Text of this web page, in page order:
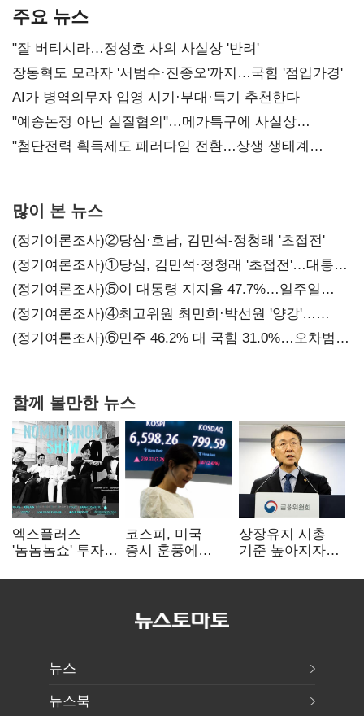
주요 뉴스
"잘 버티시라…정성호 사의 사실상 '반려'
장동혁도 모라자 '서범수·진종오'까지…국힘 '점입가경'
AI가 병역의무자 입영 시기·부대·특기 추천한다
"예송논쟁 아닌 실질협의"…메가특구에 사실상
'노동유연화'
"첨단전력 획득제도 패러다임 전환…상생 생태계
많이 본 뉴스
(정기여론조사)②당심·호남, 김민석-정청래 '초접전'
(정기여론조사)①당심, 김민석·정청래 '초접전'…대통령
지지도 '50% 아래로'(종합)
(정기여론조사)⑤이 대통령 지지율 47.7%…일주일
만에 다시 40%대
(정기여론조사)④최고위원 최민희·박선원 '양강'…
서미화·이성윤·임미애 뒤이어
(정기여론조사)⑥민주 46.2% 대 국힘 31.0%…오차범위
함께 볼만한 뉴스
엑스플러스
'놈놈놈쇼' 투자…
시너지 확대
코스피, 미국
증시 훈풍에
마감
상장유지 시총
기준 높아지자…
'관리종목'
뉴스
뉴스북